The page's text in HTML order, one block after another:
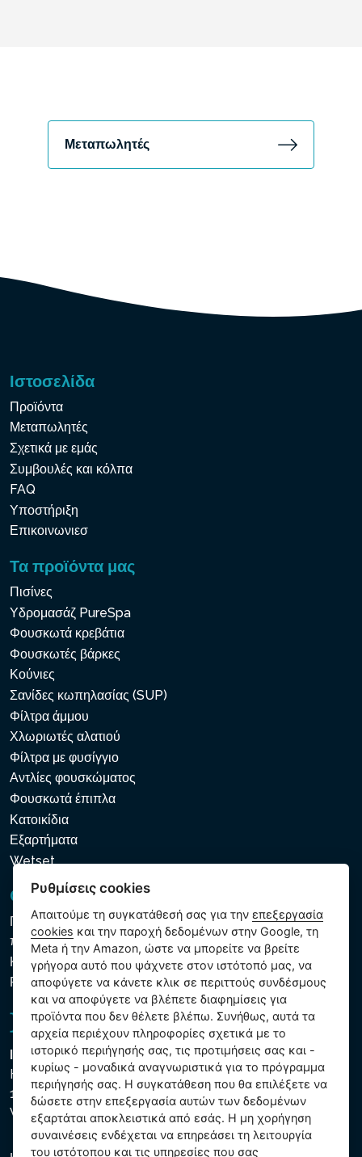
Μεταπωλητές
Ιστοσελίδα
Προϊόντα
Μεταπωλητές
Σχετικά με εμάς
Συμβουλές και κόλπα
FAQ
Υποστήριξη
Επικοινωνιεσ
Τα προϊόντα μας
Πισίνες
Υδρομασάζ PureSpa
Φουσκωτά κρεβάτια
Φουσκωτές βάρκες
Κούνιες
Σανίδες κωπηλασίας (SUP)
Φίλτρα άμμου
Χλωριωτές αλατιού
Φίλτρα με φυσίγγιο
Αντλίες φουσκώματος
Φουσκωτά έπιπλα
Κατοικίδια
Εξαρτήματα
Wetset
GDPR και Cookies
Πολιτική προστασίας προσωπικών και λοιπών δεδομένων
που υποβάλλονται σε επεξεργασία
Κανόνες χρήσης των αρχείων cookie
Ρυθμίσεις cookies
Intex Trading, s.r.o.
Hradecká 2526/3
130 00 Praha 3
Vinohrady - Česká republika
Ρυθμίσεις cookies
Απαιτούμε τη συγκατάθεσή σας για τηνεπεξεργασία
cookies και την παροχή δεδομένων στην Google, τη
Meta ή την Amazon, ώστε να μπορείτε να βρείτε
γρήγορα αυτό που ψάχνετε στον ιστότοπό μας, να
αποφύγετε να κάνετε κλικ σε περιττούς συνδέσμους
και να αποφύγετε να βλέπετε διαφημίσεις για
προϊόντα που δεν θέλετε βλέπω. Συνήθως, αυτά τα
αρχεία περιέχουν πληροφορίες σχετικά με το
ιστορικό περιήγησής σας, τις προτιμήσεις σας και -
κυρίως - μοναδικά αναγνωριστικά για το πρόγραμμα
περιήγησής σας. Η συγκατάθεση που θα επιλέξετε να
δώσετε στην επεξεργασία αυτών των δεδομένων
εξαρτάται αποκλειστικά από εσάς. Η μη χορήγηση
συναινέσεις ενδέχεται να επηρεάσει τη λειτουργία
του ιστότοπου και τις υπηρεσίες που σας